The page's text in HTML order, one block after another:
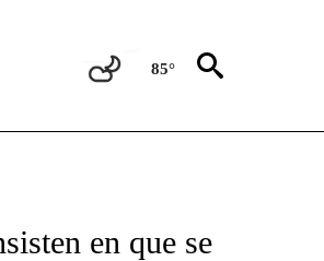
85°
ON "CNN - SPANISH".
en que se